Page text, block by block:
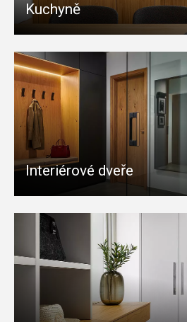
Kuchyně
Interiérové dveře